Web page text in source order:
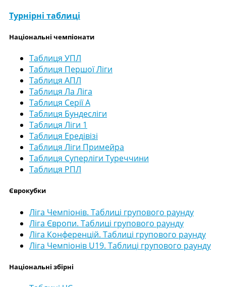
Турнірні таблиці
Національні чемпіонати
Таблиця УПЛ
Таблиця Першої Ліги
Таблиця АПЛ
Таблиця Ла Ліга
Таблиця Серії А
Таблиця Бундесліги
Таблиця Ліги 1
Таблиця Ередівізі
Таблиця Ліги Примейра
Таблиця Суперліги Туреччини
Таблиця РПЛ
Єврокубки
Ліга Чемпіонів. Таблиці групового раунду
Ліга Європи. Таблиці групового раунду
Ліга Конференцій. Таблиці групового раунду
Ліга Чемпіонів U19. Таблиці групового раунду
Національні збірні